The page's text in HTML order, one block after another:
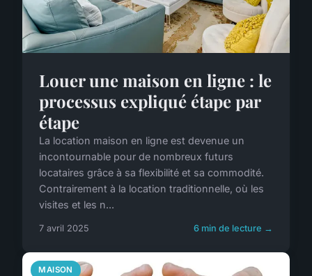
Louer une maison en ligne : le
processus expliqué étape par
étape
La location maison en ligne est devenue un
incontournable pour de nombreux futurs
locataires grâce à sa flexibilité et sa commodité.
Contrairement à la location traditionnelle, où les
visites et les n...
7 avril 2025 6 min de lecture →
MAISON